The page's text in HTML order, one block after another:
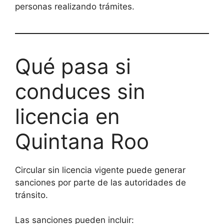
personas realizando trámites.
Qué pasa si
conduces sin
licencia en
Quintana Roo
Circular sin licencia vigente puede generar
sanciones por parte de las autoridades de
tránsito.
Las sanciones pueden incluir: